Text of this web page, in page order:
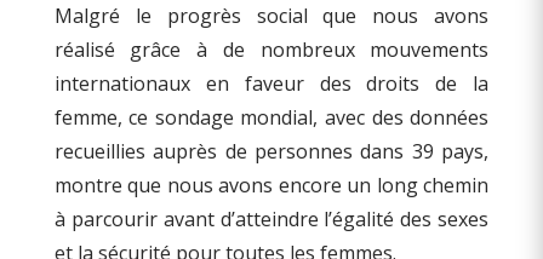
Malgré le progrès social que nous avons
réalisé grâce à de nombreux mouvements
internationaux en faveur des droits de la
femme, ce sondage mondial, avec des données
recueillies auprès de personnes dans 39 pays,
montre que nous avons encore un long chemin
à parcourir avant d’atteindre l’égalité des sexes
et la sécurité pour toutes les femmes.